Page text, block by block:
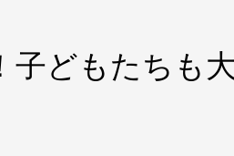
子どもたちも